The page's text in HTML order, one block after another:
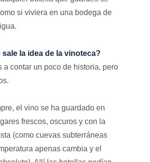
si viviera en una bodega de
sale la idea de la vinoteca?
a contar un poco de historia, pero
el vino se ha guardado en
frescos, oscuros y con la
(como cuevas subterráneas
apenas cambia y el